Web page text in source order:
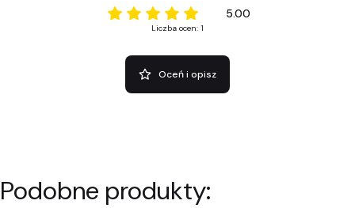
5.00
Liczba ocen: 1
Oceń i opisz
Podobne produkty: